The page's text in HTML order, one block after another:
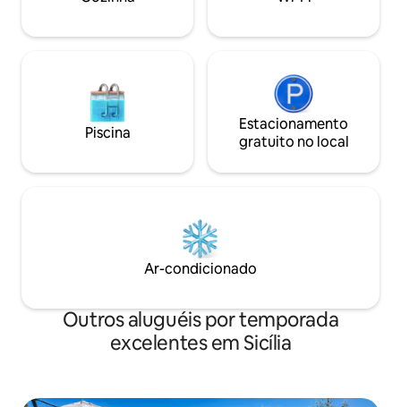
reservas mais longas e aulas de culinária
Piscina
Estacionamento
gratuito no local
Ar-condicionado
Outros aluguéis por temporada
excelentes em Sicília